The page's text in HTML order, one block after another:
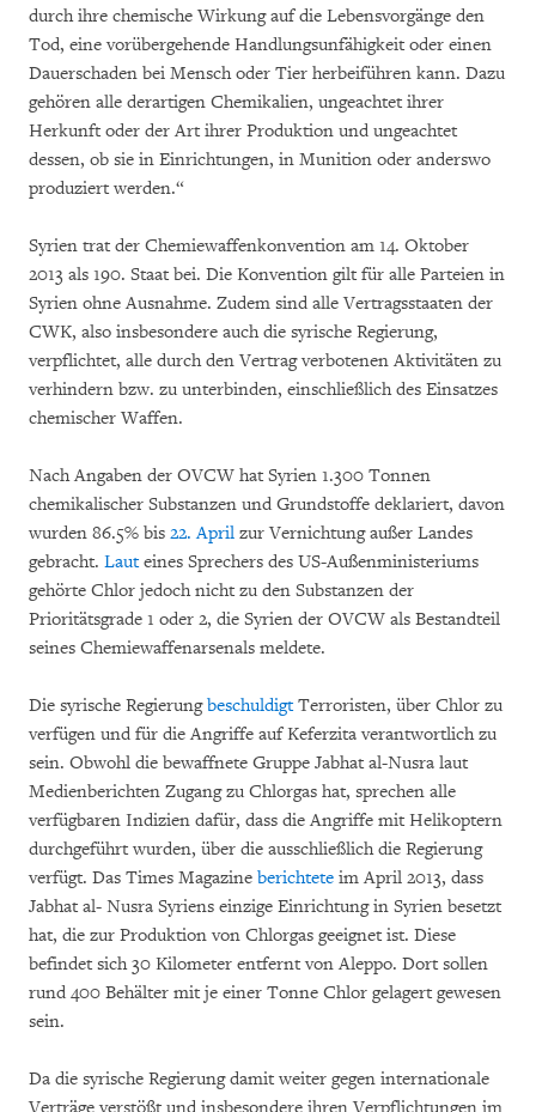
durch ihre chemische Wirkung auf die Lebensvorgänge den
Tod, eine vorübergehende Handlungsunfähigkeit oder einen
Dauerschaden bei Mensch oder Tier herbeiführen kann. Dazu
gehören alle derartigen Chemikalien, ungeachtet ihrer
Herkunft oder der Art ihrer Produktion und ungeachtet
dessen, ob sie in Einrichtungen, in Munition oder anderswo
produziert werden.“
Syrien trat der Chemiewaffenkonvention am 14. Oktober
2013 als 190. Staat bei. Die Konvention gilt für alle Parteien in
Syrien ohne Ausnahme. Zudem sind alle Vertragsstaaten der
CWK, also insbesondere auch die syrische Regierung,
verpflichtet, alle durch den Vertrag verbotenen Aktivitäten zu
verhindern bzw. zu unterbinden, einschließlich des Einsatzes
chemischer Waffen.
Nach Angaben der OVCW hat Syrien 1.300 Tonnen
chemikalischer Substanzen und Grundstoffe deklariert, davon
wurden 86.5% bis 22. April zur Vernichtung außer Landes
gebracht. Lauteines Sprechers des US-Außenministeriums
gehörte Chlor jedoch nicht zu den Substanzen der
Prioritätsgrade 1 oder 2, die Syrien der OVCW als Bestandteil
seines Chemiewaffenarsenals meldete.
Die syrische RegierungbeschuldigtTerroristen, über Chlor zu
verfügen und für die Angriffe auf Keferzita verantwortlich zu
sein. Obwohl die bewaffnete Gruppe Jabhat al-Nusra laut
Medienberichten Zugang zu Chlorgas hat, sprechen alle
verfügbaren Indizien dafür, dass die Angriffe mit Helikoptern
durchgeführt wurden, über die ausschließlich die Regierung
verfügt. Das Times Magazine berichtete im April 2013, dass
Jabhat al- Nusra Syriens einzige Einrichtung in Syrien besetzt
hat, die zur Produktion von Chlorgas geeignet ist. Diese
befindet sich 30 Kilometer entfernt von Aleppo. Dort sollen
rund 400 Behälter mit je einer Tonne Chlor gelagert gewesen
sein.
Da die syrische Regierung damit weiter gegen internationale